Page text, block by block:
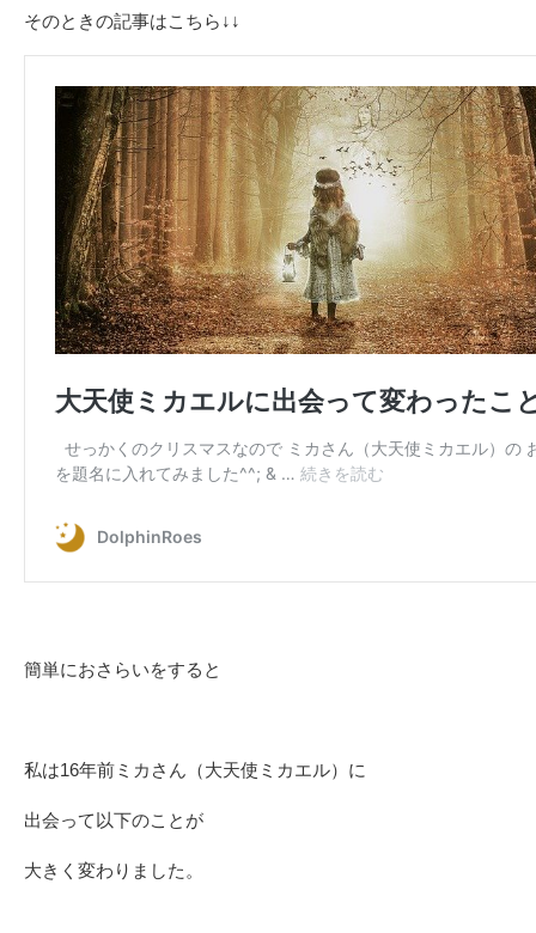
そのときの記事はこちら↓↓
簡単におさらいをすると
私は16年前ミカさん（大天使ミカエル）に
出会って以下のことが
大きく変わりました。